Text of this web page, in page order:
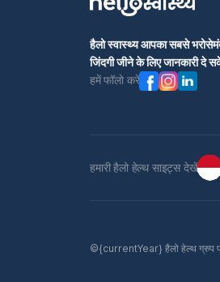
हैलो स्वास्थ्य आपका सबसे
जिंदगी जीने के लिए जानकारी दे
हमें फॉलो करें
हमारी हैलो हेल्थ साइट्स देखें
©{currentYear} हैलो हेल्थ ग्रुप प्रा